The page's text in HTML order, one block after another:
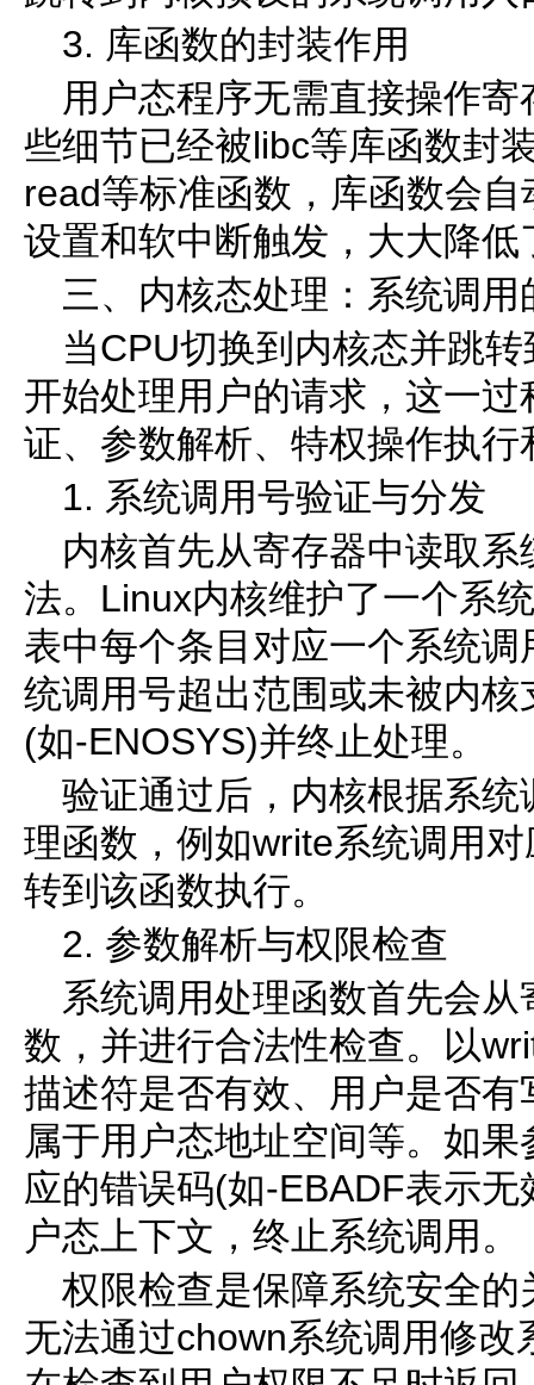
3. 库函数的封装作用
用户态程序无需直接操作
些细节已经被libc等库函数封
read等标准函数，库函数会
设置和软中断触发，大大降
三、内核态处理：系统调用
当CPU切换到内核态并跳
开始处理用户的请求，这一
证、参数解析、特权操作执
1. 系统调用号验证与分发
内核首先从寄存器中读取
法。Linux内核维护了一个系
表中每个条目对应一个系统
统调用号超出范围或未被内
(如-ENOSYS)并终止处理。
验证通过后，内核根据系
理函数，例如write系统调用
转到该函数执行。
2. 参数解析与权限检查
系统调用处理函数首先会
数，并进行合法性检查。以
描述符是否有效、用户是否
属于用户态地址空间等。如
应的错误码(如-EBADF表示
户态上下文，终止系统调用。
权限检查是保障系统安全
无法通过chown系统调用修